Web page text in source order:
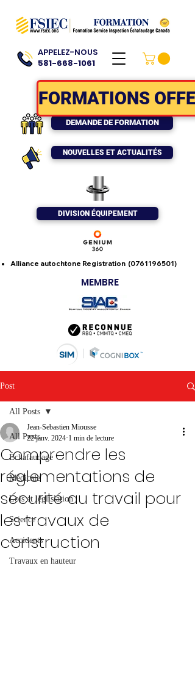
APPELEZ-NOUS
581-668-1061
NOUVELLES ET ACTUALITÉS
DEMANDE DE FORMATION
MEMBRE
Alliance autochtone Registration (0761196501)
DIVISION ÉQUIPEMENT
FORMATIONS
Post
All Posts
Échafaudage
Médicale
Lois et léglislation
Science
Accidents
Travaux en hauteur
All Posts
Comprendre les
réglementations de
sécurité au travail pour
les travaux de
construction
Jean-Sebastien Miousse
22 janv. 2024 1 min de lecture